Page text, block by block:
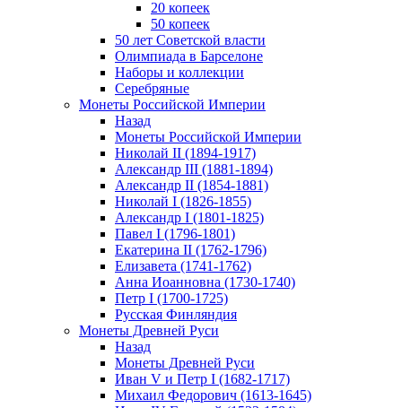
20 копеек
50 копеек
50 лет Советской власти
Олимпиада в Барселоне
Наборы и коллекции
Серебряные
Монеты Российской Империи
Назад
Монеты Российской Империи
Николай II (1894-1917)
Александр III (1881-1894)
Александр II (1854-1881)
Николай I (1826-1855)
Александр I (1801-1825)
Павел I (1796-1801)
Екатерина II (1762-1796)
Елизавета (1741-1762)
Анна Иоанновна (1730-1740)
Петр I (1700-1725)
Русская Финляндия
Монеты Древней Руси
Назад
Монеты Древней Руси
Иван V и Петр I (1682-1717)
Михаил Федорович (1613-1645)